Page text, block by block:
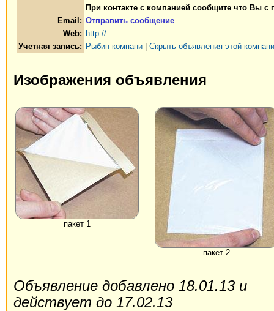
При контакте с компанией сообщите что Вы с
Email: Отправить сообщение
Web: http://
Учетная запись: Рыбин компани Скрыть объявления этой
Изображения объявления
пакет 1
пакет 2
Объявление добавлено 18.01.13 и
действует до 17.02.13